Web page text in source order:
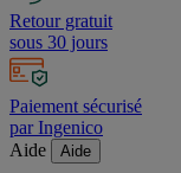
Retour gratuit
sous 30 jours
Paiement sécurisé
par Ingenico
Aide
Aide